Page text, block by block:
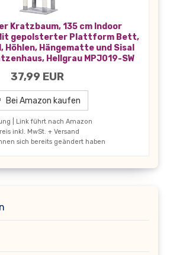
Kratzbaum, 135 cm Indoor
gepolsterter Plattform Bett,
Höhlen, Hängematte und Sisal
Hellgrau MPJ019-SW
37,99 EUR
Bei Amazon kaufen
| Link führt nach Amazon
inkl. MwSt. + Versand
sich bereits geändert haben